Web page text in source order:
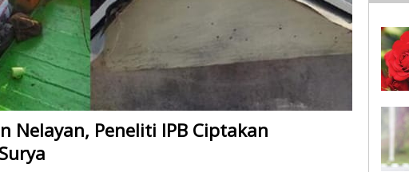
Nelayan, Peneliti IPB Ciptakan